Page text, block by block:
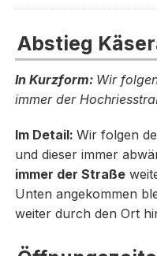
Abstieg
In Kurzform: Wir
immer der
Im Detail: Wir folgen
und dieser immer
immer der Straße
Unten angekommen
weiter durch den Ort